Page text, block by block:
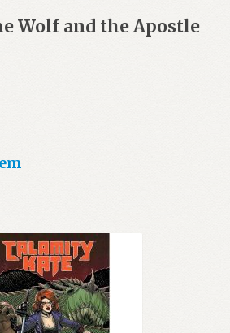
Wolf and the Apostle